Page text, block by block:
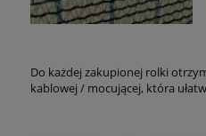
Do każdej zakupionej rolki
kablowej / mocującej, która